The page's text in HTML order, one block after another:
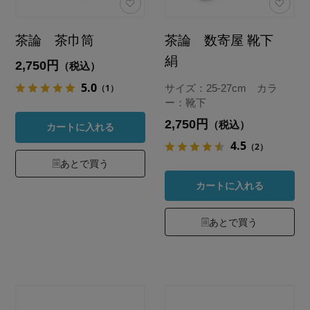
茶論 茶巾筒
2,750円 （税込）
5.0 （1）
カートに入れる
あとで買う
茶論 数寄屋 靴下
絹
サイズ：25-27cm カラ
ー：靴下
2,750円 （税込）
4.5 （2）
カートに入れる
あとで買う